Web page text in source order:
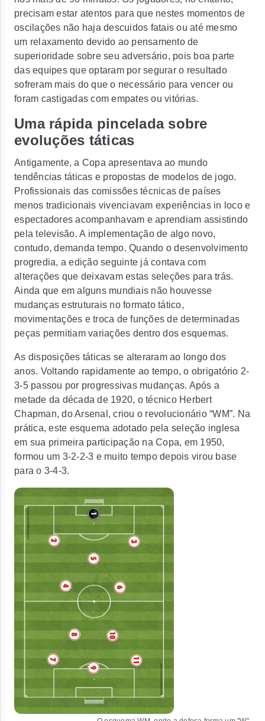
precisam estar atentos para que nestes momentos de
oscilações não haja descuidos fatais ou até mesmo
um relaxamento devido ao pensamento de
superioridade sobre seu adversário, pois boa parte
das equipes que optaram por segurar o resultado
sofreram mais do que o necessário para vencer ou
foram castigadas com empates ou vitórias.
Uma rápida pincelada sobre
evoluções táticas
Antigamente, a Copa apresentava ao mundo
tendências táticas e propostas de modelos de jogo.
Profissionais das comissões técnicas de países
menos tradicionais vivenciavam experiências in locoe
espectadores acompanhavam e aprendiam assistindo
pela televisão. A implementação de algo novo,
contudo, demanda tempo. Quando o desenvolvimento
progredia, a edição seguinte já contava com
alterações que deixavam estas seleções para trás.
Ainda que em alguns mundiais não houvesse
mudanças estruturais no formato tático,
movimentações e troca de funções de determinadas
peças permitiam variações dentro dos esquemas.
As disposições táticas se alteraram ao longo dos
anos. Voltando rapidamente ao tempo, o obrigatório 2-
3-5 passou por progressivas mudanças. Após a
metade da década de 1920, o técnico Herbert
Chapman, do Arsenal, criou o revolucionário “WM”. Na
prática, este esquema adotado pela seleção inglesa
em sua primeira participação na Copa, em 1950,
formou um 3-2-2-3 e muito tempo depois virou base
para o 3-4-3.